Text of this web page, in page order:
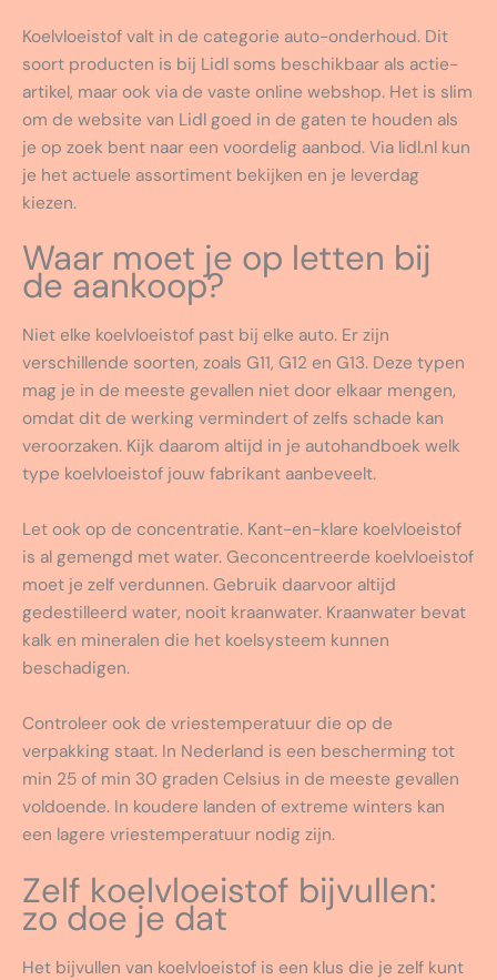
Koelvloeistof valt in de categorie auto-onderhoud. Dit
soort producten is bij Lidl soms beschikbaar als actie-
artikel, maar ook via de vaste online webshop. Het is slim
om de website van Lidl goed in de gaten te houden als
je op zoek bent naar een voordelig aanbod. Via lidl.nl kun
je het actuele assortiment bekijken en je leverdag
kiezen.
Waar moet je op letten bij
de aankoop?
Niet elke koelvloeistof past bij elke auto. Er zijn
verschillende soorten, zoals G11, G12 en G13. Deze typen
mag je in de meeste gevallen niet door elkaar mengen,
omdat dit de werking vermindert of zelfs schade kan
veroorzaken. Kijk daarom altijd in je autohandboek welk
type koelvloeistof jouw fabrikant aanbeveelt.
Let ook op de concentratie. Kant-en-klare koelvloeistof
is al gemengd met water. Geconcentreerde koelvloeistof
moet je zelf verdunnen. Gebruik daarvoor altijd
gedestilleerd water, nooit kraanwater. Kraanwater bevat
kalk en mineralen die het koelsysteem kunnen
beschadigen.
Controleer ook de vriestemperatuur die op de
verpakking staat. In Nederland is een bescherming tot
min 25 of min 30 graden Celsius in de meeste gevallen
voldoende. In koudere landen of extreme winters kan
een lagere vriestemperatuur nodig zijn.
Zelf koelvloeistof bijvullen:
zo doe je dat
Het bijvullen van koelvloeistof is een klus die je zelf kunt